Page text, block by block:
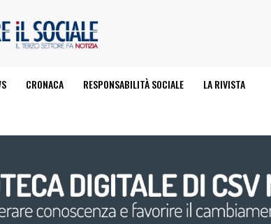
CRONACA RESPONSABILITÀ SOCIALE LA RIVISTA